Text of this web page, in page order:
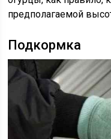
предполагаемой
Подкормка